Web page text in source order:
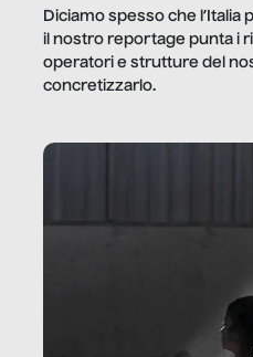
Diciamo spesso che
il nostro reportage punta i
operatori e strutture del
concretizzarlo.